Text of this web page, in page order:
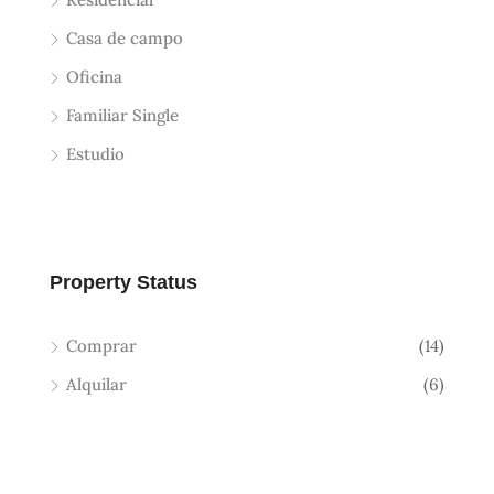
Casa de campo
Oficina
Familiar Single
Estudio
Property Status
Comprar
(14)
Alquilar
(6)